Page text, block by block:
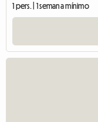
1 pers. | 1 semana mínimo